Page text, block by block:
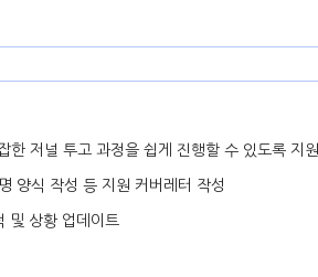
한 저널 투고 과정을 쉽게 진행할 수 있도록 지원
양식 작성 등 지원 커버레터 작성
및 상황 업데이트